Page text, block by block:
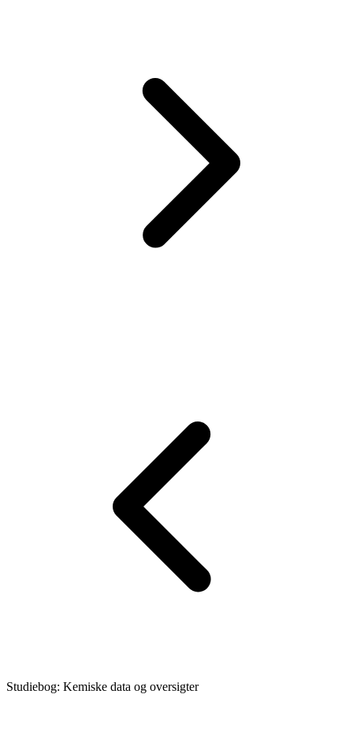
Studiebog: Kemiske data og oversigter